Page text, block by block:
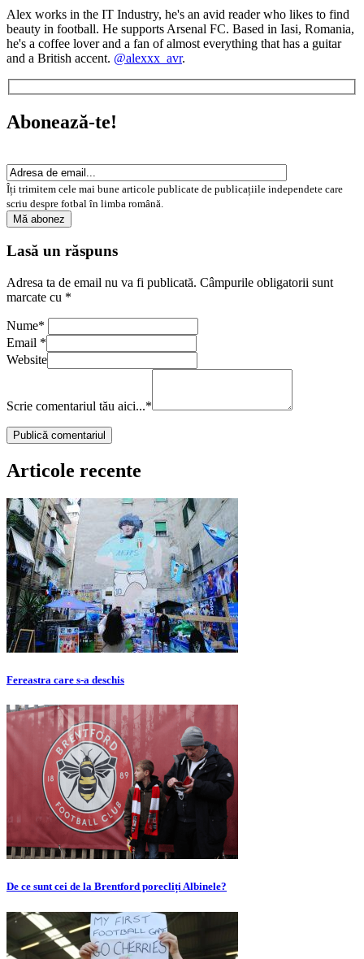
Alex works in the IT Industry, he's an avid reader who likes to find
beauty in football. He supports Arsenal FC. Based in Iasi, Romania,
he's a coffee lover and a fan of almost everything that has a guitar
and a British accent. @alexxx_avr.
Abonează-te!
Îți trimitem cele mai bune articole publicate de publicațiile independete care
scriu despre fotbal în limba română.
Lasă un răspuns
Adresa ta de email nu va fi publicată. Câmpurile obligatorii sunt
marcate cu *
Nume*
Email *
Website
Scrie comentariul tău aici...*
Articole recente
Fereastra care s-a deschis
De ce sunt cei de la Brentford porecliți Albinele?